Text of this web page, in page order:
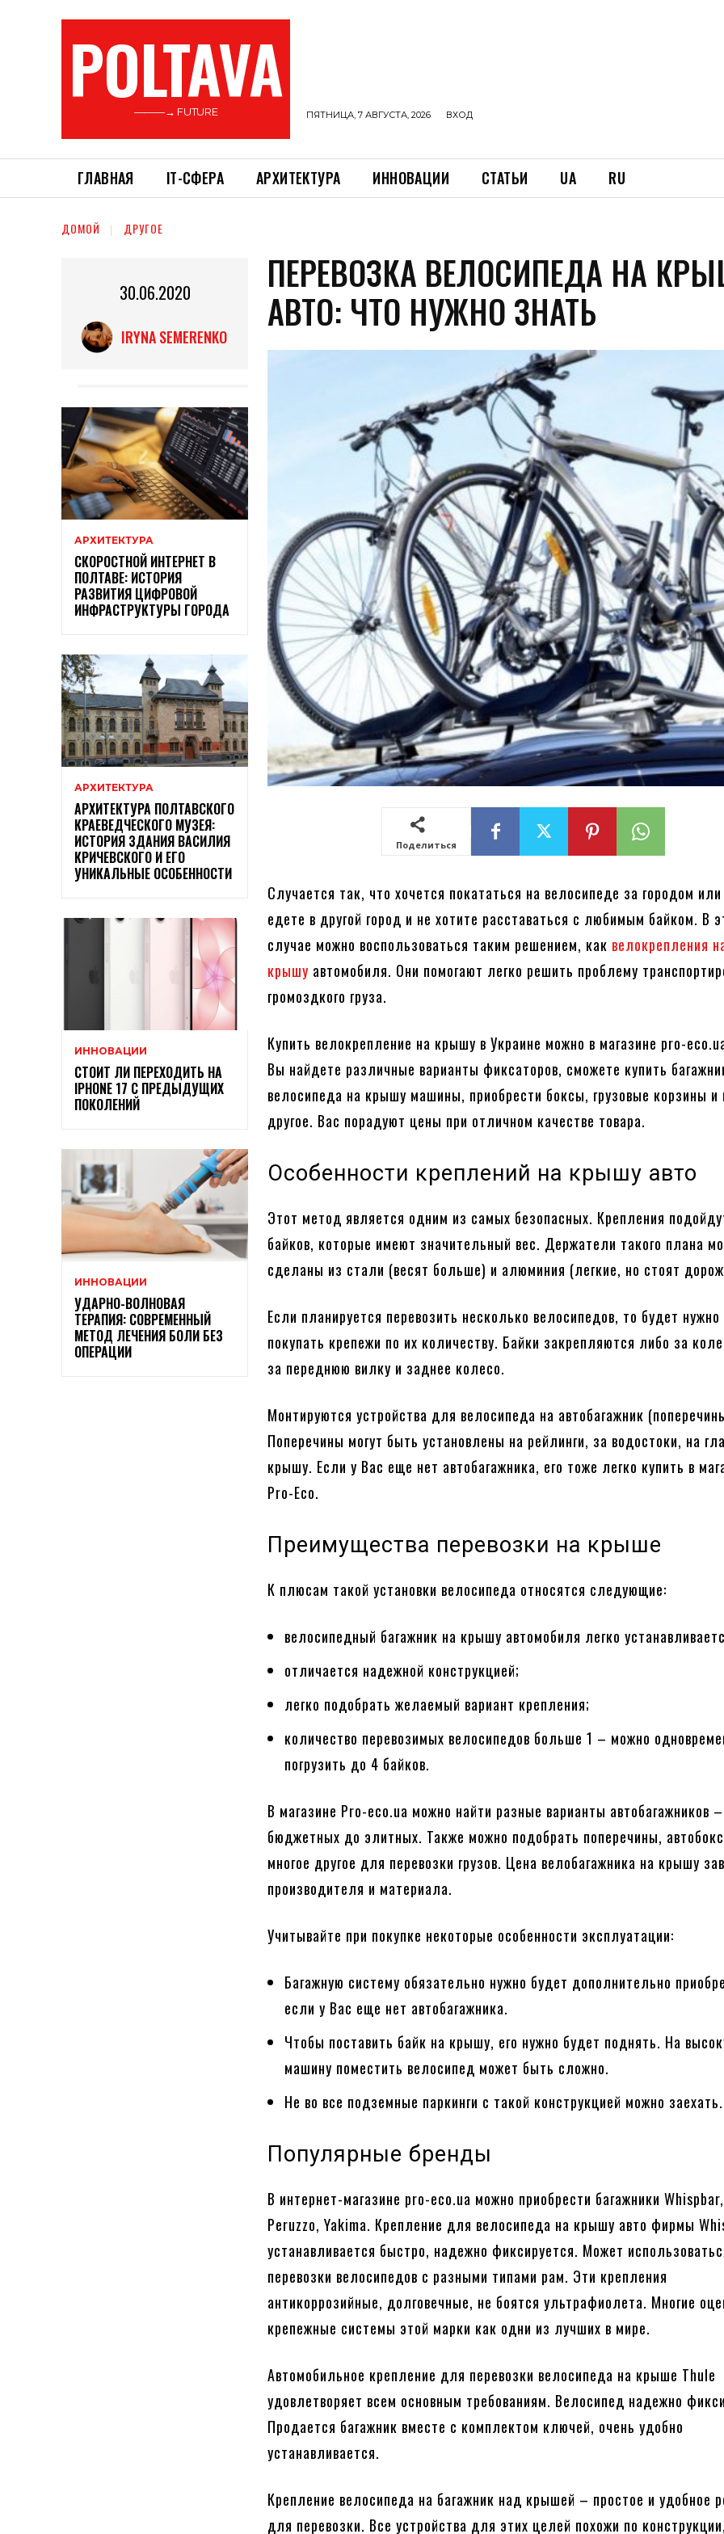
POLTAVA
———→ FUTURE ПЯТНИЦА, 7 АВГУСТА, 2026 ВХОД
ГЛАВНАЯ ІТ-СФЕРА АРХИТЕКТУРА ИННОВАЦИИ СТАТЬИ UA RU
ДОМОЙ ДРУГОЕ
30.06.2020
IRYNA SEMERENKO
АРХИТЕКТУРА
СКОРОСТНОЙ ИНТЕРНЕТ В
ПОЛТАВЕ: ИСТОРИЯ
РАЗВИТИЯ ЦИФРОВОЙ
ИНФРАСТРУКТУРЫ ГОРОДА
АРХИТЕКТУРА
АРХИТЕКТУРА ПОЛТАВСКОГО
КРАЕВЕДЧЕСКОГО МУЗЕЯ:
ИСТОРИЯ ЗДАНИЯ ВАСИЛИЯ
КРИЧЕВСКОГО И ЕГО
УНИКАЛЬНЫЕ ОСОБЕННОСТИ
ИННОВАЦИИ
СТОИТ ЛИ ПЕРЕХОДИТЬ НА
IPHONE 17 С ПРЕДЫДУЩИХ
ПОКОЛЕНИЙ
ИННОВАЦИИ
УДАРНО-ВОЛНОВАЯ
ТЕРАПИЯ: СОВРЕМЕННЫЙ
МЕТОД ЛЕЧЕНИЯ БОЛИ БЕЗ
ОПЕРАЦИИ
ПЕРЕВОЗКА ВЕЛОСИПЕДА НА
АВТО: ЧТО НУЖНО ЗНАТЬ
Поделиться
Случается так, что хочется покататься на велосипеде за городом
едете в другой город и не хотите расставаться с любимым байком. В
случае можно воспользоваться таким решением, как велокрепления
крышу автомобиля. Они помогают легко решить проблему
громоздкого груза.
Купить велокрепление на крышу в Украине можно в магазине pro-
Вы найдете различные варианты фиксаторов, сможете купить
велосипеда на крышу машины, приобрести боксы, грузовые корзины и
другое. Вас порадуют цены при отличном качестве товара.
Особенности креплений на крышу авто
Этот метод является одним из самых безопасных. Крепления
байков, которые имеют значительный вес. Держатели такого плана
сделаны из стали (весят больше) и алюминия (легкие, но стоят
Если планируется перевозить несколько велосипедов, то будет нужно
покупать крепежи по их количеству. Байки закрепляются либо за
за переднюю вилку и заднее колесо.
Монтируются устройства для велосипеда на автобагажник
Поперечины могут быть установлены на рейлинги, за водостоки, на
крышу. Если у Вас еще нет автобагажника, его тоже легко купить в
Pro-Eco.
Преимущества перевозки на крыше
К плюсам такой установки велосипеда относятся следующие:
велосипедный багажник на крышу автомобиля легко
отличается надежной конструкцией;
легко подобрать желаемый вариант крепления;
количество перевозимых велосипедов больше 1 – можно
погрузить до 4 байков.
В магазине Pro-eco.ua можно найти разные варианты автобагажников
бюджетных до элитных. Также можно подобрать поперечины,
многое другое для перевозки грузов. Цена велобагажника на крышу
производителя и материала.
Учитывайте при покупке некоторые особенности эксплуатации:
Багажную систему обязательно нужно будет дополнительно
если у Вас еще нет автобагажника.
Чтобы поставить байк на крышу, его нужно будет поднять. На
машину поместить велосипед может быть сложно.
Не во все подземные паркинги с такой конструкцией можно заехать.
Популярные бренды
В интернет-магазине pro-eco.ua можно приобрести багажники
Peruzzo, Yakima. Крепление для велосипеда на крышу авто фирмы
устанавливается быстро, надежно фиксируется. Может
перевозки велосипедов с разными типами рам. Эти крепления
антикоррозийные, долговечные, не боятся ультрафиолета. Многие
крепежные системы этой марки как одни из лучших в мире.
Автомобильное крепление для перевозки велосипеда на крыше Thule
удовлетворяет всем основным требованиям. Велосипед надежно
Продается багажник вместе с комплектом ключей, очень удобно
устанавливается.
Крепление велосипеда на багажник над крышей – простое и удобное
для перевозки. Все устройства для этих целей похожи по конструкции,